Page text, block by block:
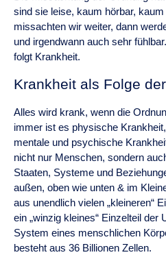
sind sie leise, kaum hörbar,
missachten wir weiter, dann
und irgendwann auch sehr
folgt Krankheit.
Krankheit als Folge
Alles wird krank, wenn die
immer ist es physische
mentale und psychische
nicht nur Menschen, sondern
Staaten, Systeme und
außen, oben wie unten & im
aus unendlich vielen „kleineren“
ein „winzig kleines“ Einzelteil der
System eines menschlichen
besteht aus 36 Billionen Zellen.